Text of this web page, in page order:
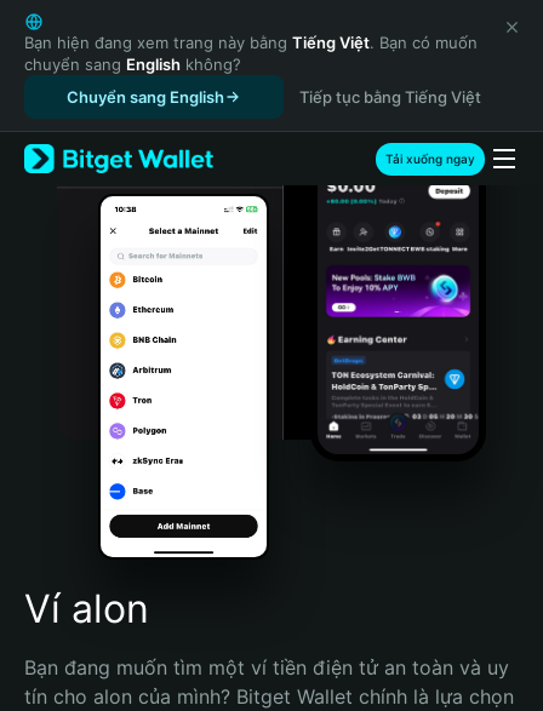
English
日本語
Tiếng Việt
Русский
Español (Latinoamérica)
Türkçe
Italiano
Português (Portugal)
Bahasa Indonesia
Português (Brasil)
Español (Argentina)
Bạn hiện đang xem trang này bằng Tiếng Việt. Bạn có muốn
chuyển sang English không?
Chuyển sang English
Tiếp tục bằng Tiếng Việt
Tải xuống ngay
Ví alon
Bạn đang muốn tìm một ví tiền điện tử an toàn và uy
tín cho alon của mình? Bitget Wallet chính là lựa chọn